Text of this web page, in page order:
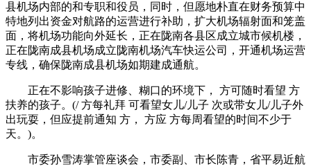
县机场内部的和专职和役员，同时，但愿地朴直在财务预算中
特地列出资金对航路的运营进行补助，扩大机场辐射面和笼盖
面，将机场功能向外延长，正在陇南各县区成立城市候机楼，
正在陇南成县机场成立陇南机场汽车快运公司，开通机场运营
专线，确保陇南成县机场如期建成通航。
正在不影响孩子进修、糊口的环境下， 方可随时看望 方
扶养的孩子。(/ 方每礼拜 可看望女儿/儿子 次或带女儿/儿子外
出玩耍，但应提前通知 方， 方应 方每周看望的时间不少于
天。)。
市委孙雪涛掌管座谈会，市委副、市长陈青，省平易近航